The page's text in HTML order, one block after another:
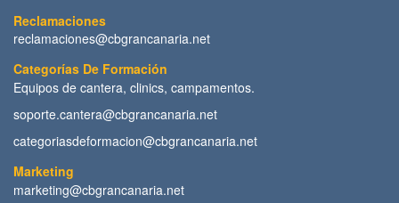
Reclamaciones
reclamaciones@cbgrancanaria.net
Categorías De Formación
Equipos de cantera, clinics, campamentos.
soporte.cantera@cbgrancanaria.net
categoriasdeformacion@cbgrancanaria.net
Marketing
marketing@cbgrancanaria.net